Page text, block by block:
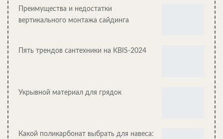
Конструкция оснащена электропроводкой и водопроводом.
IWI позволяет использовать его в сети и автономно.
Стоимость IWI зависит от конкретного оснащения,
выполненного по желанию клиента. Минимальная цена
домика-гармошки составляет 8 тысяч долларов.
Преимущества и недостатки
вертикального монтажа сайдинга
Пять трендов сантехники на KBIS-2024
Укрывной материал для грядок
Какой поликарбонат выбрать для навеса: